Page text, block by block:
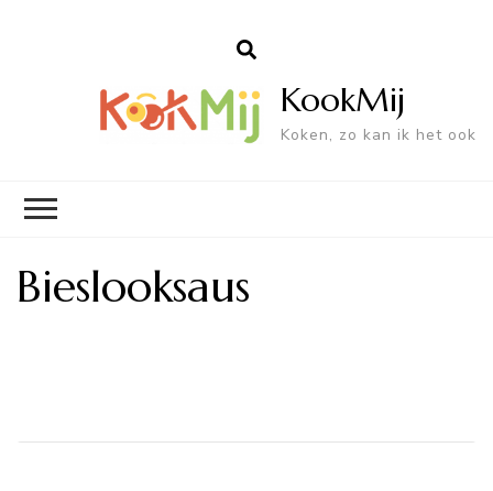
KookMij
Koken, zo kan ik het ook
Bieslooksaus